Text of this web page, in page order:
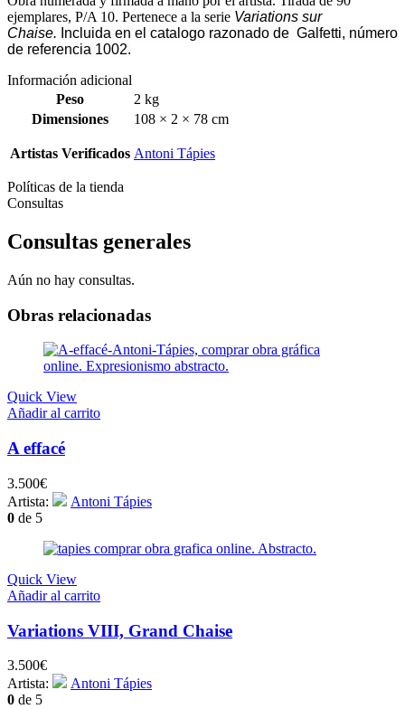
ejemplares, P/A 10. Pertenece a la serie Variations sur
Chaise. Incluida en el catalogo razonado de Galfetti, número
de referencia 1002.
Información adicional
Peso
2 kg
Dimensiones
108 × 2 × 78 cm
Artistas Verificados Antoni Tápies
Políticas de la tienda
Consultas
Consultas generales
Aún no hay consultas.
Obras relacionadas
Quick View
Añadir al carrito
A effacé
3.500€
Artista:
Antoni Tápies
0 de 5
Quick View
Añadir al carrito
Variations VIII, Grand Chaise
3.500€
Artista:
Antoni Tápies
0 de 5